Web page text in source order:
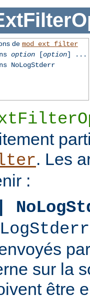
de mod_ext_filter
option[option] ...
NoLogStderr
. Les
:
LogStderr
sur la
être